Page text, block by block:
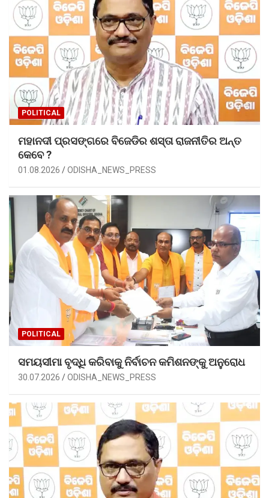
POLITICAL
ମହାନଦୀ ପ୍ରସଙ୍ଗରେ ବିଜେଡିର ଶସ୍ତା ରାଜନୀତିର ଅନ୍ତ
କେବେ ?
01.08.2026 ODISHA_NEWS_PRESS
POLITICAL
ସମୟସୀମା ବୃଦ୍ଧି କରିବାକୁ ନିର୍ବାଚନ କମିଶନଙ୍କୁ ଅନୁରୋଧ
30.07.2026 ODISHA_NEWS_PRESS